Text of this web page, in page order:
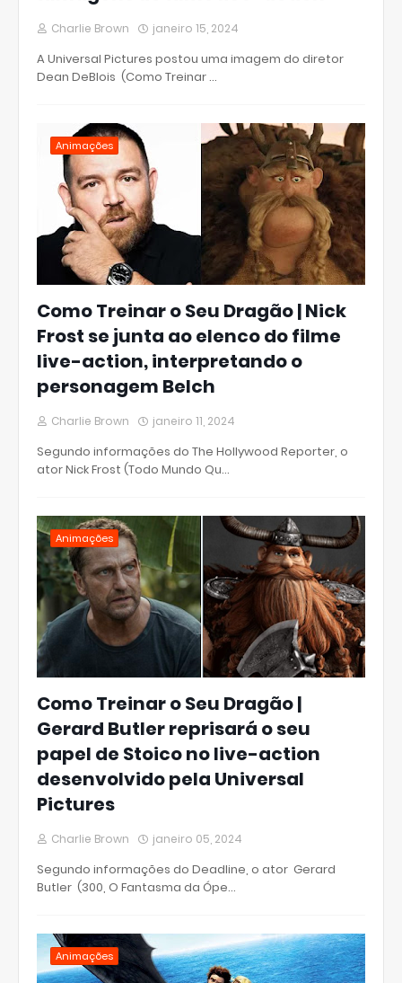
Charlie Brown janeiro 15, 2024
A Universal Pictures postou uma imagem do diretor
Dean DeBlois (Como Treinar …
Animações
Como Treinar o Seu Dragão | Nick
Frost se junta ao elenco do filme
live-action, interpretando o
personagem Belch
Charlie Brown janeiro 11, 2024
Segundo informações do The Hollywood Reporter, o
ator Nick Frost (Todo Mundo Qu…
Animações
Como Treinar o Seu Dragão |
Gerard Butler reprisará o seu
papel de Stoico no live-action
desenvolvido pela Universal
Pictures
Charlie Brown janeiro 05, 2024
Segundo informações do Deadline, o ator Gerard
Butler (300, O Fantasma da Ópe…
Animações